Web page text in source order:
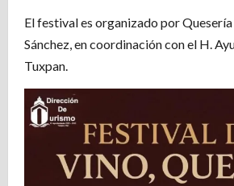
El festival es organizado por
Sánchez, en coordinación con el H.
Tuxpan.